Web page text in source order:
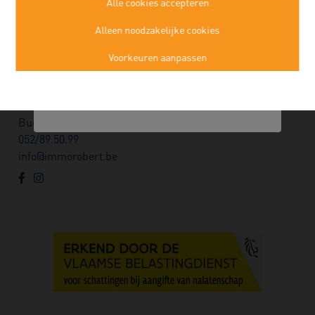
Alleen noodzakelijke cookies
Voorkeuren aanpassen
Immo Robert Buggenhout
Buggenhout
052/89.50.99
info@immorobert.be
Alexander Robert